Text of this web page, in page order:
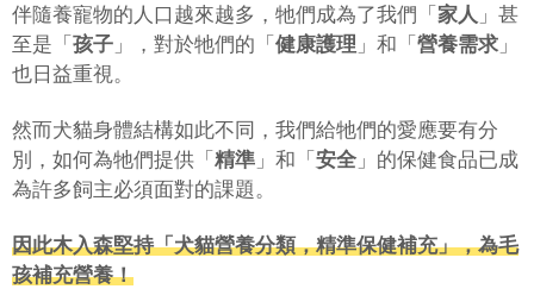
伴隨養寵物的人口越來越多，牠們成為了我們「 家人 」甚
至是「 孩子 」，對於牠們的「 健康護理 」和「 營養需求 」
也日益重視。
然而犬貓身體結構如此不同，我們給牠們的愛應要有分
別，如何為牠們提供「 精準 」和「 安全 」的保健食品已成
為許多飼主必須面對的課題。
因此木入森堅持「犬貓營養分類，精準保健補充」，為毛
孩補充營養！